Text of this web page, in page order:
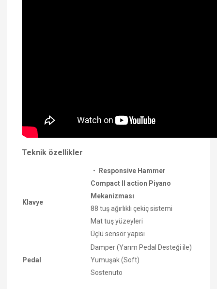
Teknik özellikler
Klavye
・ Responsive Hammer
Compact II action Piyano
Mekanizması
88 tuş ağırlıklı çekiç sistemi
Mat tuş yüzeyleri
Üçlü sensör yapısı
Pedal
Damper (Yarım Pedal Desteği ile)
Yumuşak (Soft)
Sostenuto